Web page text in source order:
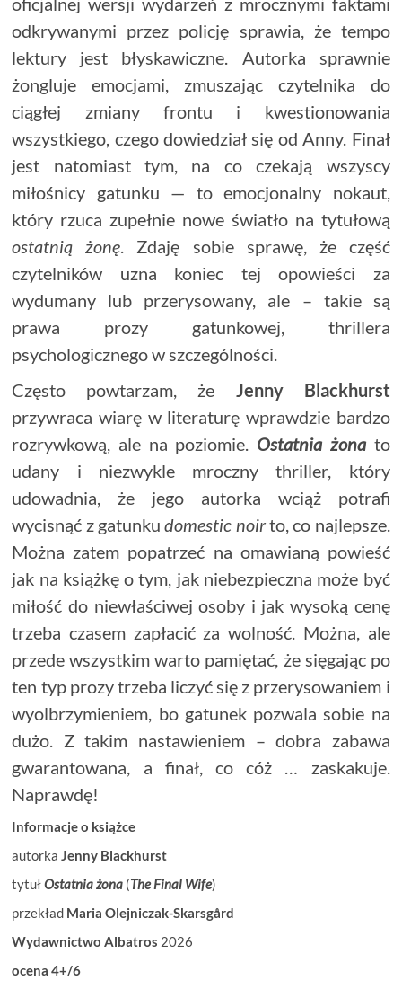
odkrywanymi przez policję sprawia, że tempo
lektury jest błyskawiczne. Autorka sprawnie
żongluje emocjami, zmuszając czytelnika do
ciągłej zmiany frontu i kwestionowania
wszystkiego, czego dowiedział się od Anny. Finał
jest natomiast tym, na co czekają wszyscy
miłośnicy gatunku — to emocjonalny nokaut,
który rzuca zupełnie nowe światło na tytułową
ostatnią żonę. Zdaję sobie sprawę, że część
czytelników uzna koniec tej opowieści za
wydumany lub przerysowany, ale – takie są
prawa prozy gatunkowej, thrillera
psychologicznego w szczególności.
Często powtarzam, że Jenny Blackhurst
przywraca wiarę w literaturę wprawdzie bardzo
rozrywkową, ale na poziomie. Ostatnia żonato
udany i niezwykle mroczny thriller, który
udowadnia, że jego autorka wciąż potrafi
wycisnąć z gatunkudomestic noirto, co najlepsze.
Można zatem popatrzeć na omawianą powieść
jak na książkę o tym, jak niebezpieczna może być
miłość do niewłaściwej osoby i jak wysoką cenę
trzeba czasem zapłacić za wolność. Można, ale
przede wszystkim warto pamiętać, że sięgając po
ten typ prozy trzeba liczyć się z przerysowaniem i
wyolbrzymieniem, bo gatunek pozwala sobie na
dużo. Z takim nastawieniem – dobra zabawa
gwarantowana, a finał, co cóż … zaskakuje.
Naprawdę!
Informacje o książce
autorkaJenny Blackhurst
tytułOstatnia żona (The Final Wife)
przekład Maria Olejniczak-Skarsgård
Wydawnictwo Albatros 2026
ocena 4+/6